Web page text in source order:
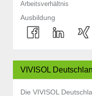
Arbeitsverhältnis
Ausbildung
VIVISOL
Die VIVISOL